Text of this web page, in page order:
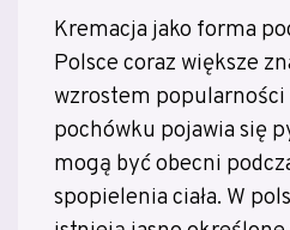
Kremacja jako forma
Polsce coraz większe
wzrostem
pochówku pojawia się
mogą być obecni
spopielenia ciała. W